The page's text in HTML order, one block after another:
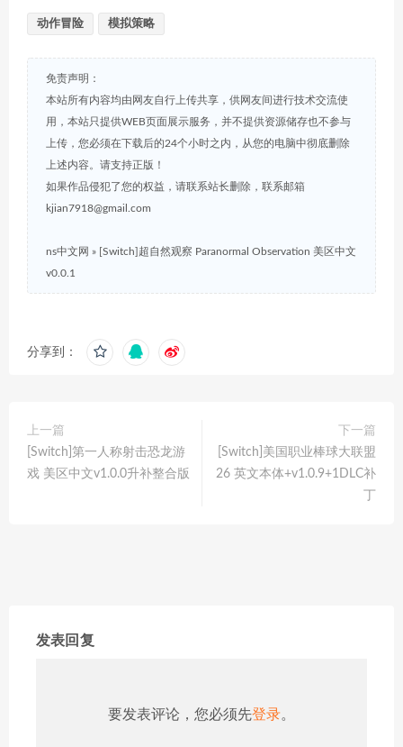
动作冒险 模拟策略
免责声明：
本站所有内容均由网友自行上传共享，供网友间进行技术交流使
用，本站只提供WEB页面展示服务，并不提供资源储存也不参与
上传，您必须在下载后的24个小时之内，从您的电脑中彻底删除
上述内容。请支持正版！
如果作品侵犯了您的权益，请联系站长删除，联系邮箱
kjian7918@gmail.com
ns中文网 » [Switch]超自然观察 Paranormal Observation 美区中文
v0.0.1
分享到：
上一篇
[Switch]第一人称射击恐龙游
戏 美区中文v1.0.0升补整合版
下一篇
[Switch]美国职业棒球大联盟
26 英文本体+v1.0.9+1DLC补
丁
发表回复
要发表评论，您必须先登录。